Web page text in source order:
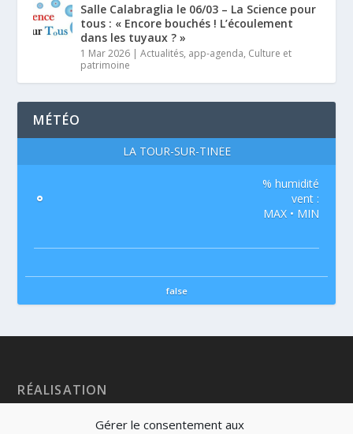
Gérer le consentement aux
Salle Calabraglia le 06/03 – La Science pour
tous : « Encore bouchés ! L’écoulement
dans les tuyaux ? »
1 Mar 2026 |Actualités, app-agenda, Culture et
patrimoine
MÉTÉO
LA TOUR-SUR-TINÉE
°
% humidité
vent :
MAX • MIN
false
RÉALISATION